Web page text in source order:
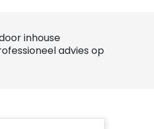
inhouse
advies op